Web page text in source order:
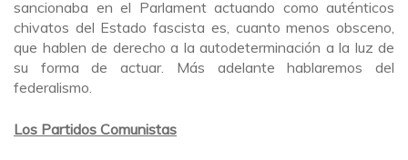
sancionaba en el Parlament actuando como auténticos
chivatos del Estado fascista es, cuanto menos obsceno,
que hablen de derecho a la autodeterminación a la luz de
su forma de actuar. Más adelante hablaremos del
federalismo.
Los Partidos Comunistas